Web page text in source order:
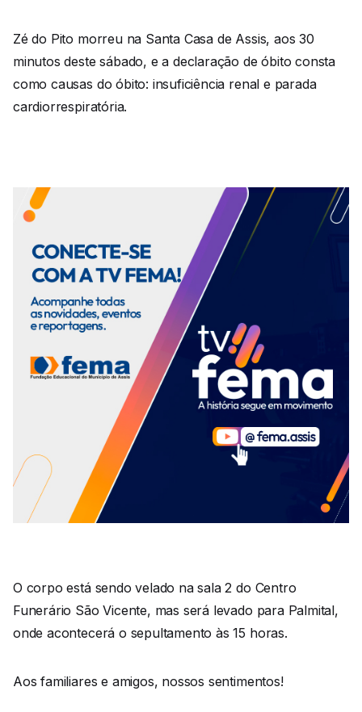
Zé do Pito morreu na Santa Casa de Assis, aos 30
minutos deste sábado, e a declaração de óbito consta
como causas do óbito: insuficiência renal e parada
cardiorrespiratória.
O corpo está sendo velado na sala 2 do Centro
Funerário São Vicente, mas será levado para Palmital,
onde acontecerá o sepultamento às 15 horas.
Aos familiares e amigos, nossos sentimentos!